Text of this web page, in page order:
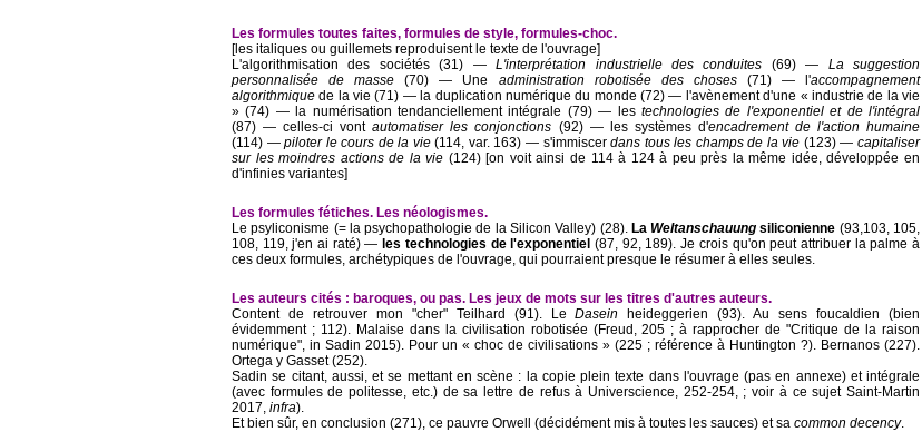
Les formules toutes faites, formules de style, formules-choc.
[les italiques ou guillemets reproduisent le texte de l'ouvrage]
L'algorithmisation des sociétés (31) ―L'interprétation industrielle des conduites (69) ― La suggestion
personnalisée de masse (70) ― Une administration robotisée des choses(71) ― l'accompagnement
algorithmique de la vie (71) ― la duplication numérique du monde (72) ― l'avènement d'une « industrie de la vie
» (74) ― la numérisation tendanciellement intégrale (79) ― les technologies de l'exponentiel et de l'intégral
(87) ― celles-ci vontautomatiser les conjonctions (92) ― les systèmes d'encadrement de l'action humaine
(114) ―piloter le cours de la vie(114, var. 163) ― s'immiscerdans tous les champs de la vie (123) ―capitaliser
sur les moindres actions de la vie (124) [on voit ainsi de 114 à 124 à peu près la même idée, développée en
d'infinies variantes]
Les formules fétiches. Les néologismes.
Le psyliconisme (= la psychopathologie de la Silicon Valley) (28). LaWeltanschauung siliconienne (93,103, 105,
108, 119, j'en ai raté) ―les technologies de l'exponentiel (87, 92, 189). Je crois qu'on peut attribuer la palme à
ces deux formules, archétypiques de l'ouvrage, qui pourraient presque le résumer à elles seules.
Les auteurs cités : baroques, ou pas. Les jeux de mots sur les titres d'autres auteurs.
Content de retrouver mon "cher" Teilhard (91). LeDasein
heideggerien (93). Au sens foucaldien (bien
évidemment ; 112). Malaise dans la civilisation robotisée (Freud, 205 ; à rapprocher de "Critique de la raison
numérique", in Sadin 2015). Pour un « choc de civilisations » (225 ; référence à Huntington ?). Bernanos (227).
Ortega y Gasset (252).
Sadin se citant, aussi, et se mettant en scène : la copie plein texte dans l'ouvrage (pas en annexe) et intégrale
(avec formules de politesse, etc.) de sa lettre de refus à Universcience, 252-254, ; voir à ce sujet Saint-Martin
2017, infra).
Et bien sûr, en conclusion (271), ce pauvre Orwell (décidément mis à toutes les sauces) et sa common decency.